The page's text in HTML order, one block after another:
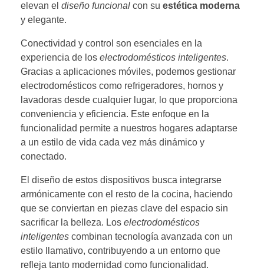
elevan el diseño funcional con su estética moderna
y elegante.
Conectividad y control son esenciales en la
experiencia de los electrodomésticos inteligentes.
Gracias a aplicaciones móviles, podemos gestionar
electrodomésticos como refrigeradores, hornos y
lavadoras desde cualquier lugar, lo que proporciona
conveniencia y eficiencia. Este enfoque en la
funcionalidad permite a nuestros hogares adaptarse
a un estilo de vida cada vez más dinámico y
conectado.
El diseño de estos dispositivos busca integrarse
armónicamente con el resto de la cocina, haciendo
que se conviertan en piezas clave del espacio sin
sacrificar la belleza. Los electrodomésticos
inteligentes combinan tecnología avanzada con un
estilo llamativo, contribuyendo a un entorno que
refleja tanto modernidad como funcionalidad.